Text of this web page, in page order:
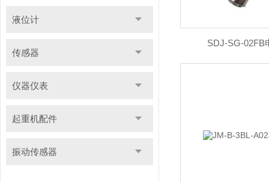
液位计
传感器
仪器仪表
起重机配件
振动传感器
SDJ-SG-02FB